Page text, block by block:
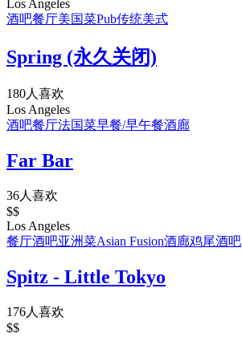
Los Angeles
酒吧餐厅美国菜Pub传统美式
Spring (永久关闭)
180人喜欢
Los Angeles
酒吧餐厅法国菜早餐/早午餐酒廊
Far Bar
36人喜欢
$$
Los Angeles
餐厅酒吧亚洲菜Asian Fusion酒廊鸡尾酒吧
Spitz - Little Tokyo
176人喜欢
$$